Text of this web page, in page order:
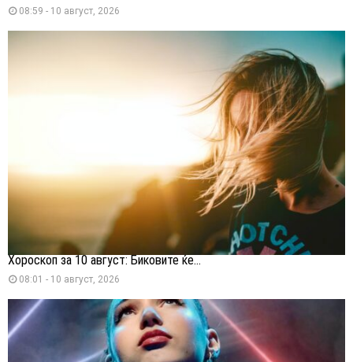
08:59 - 10 август, 2026
Хороскоп за 10 август: Биковите ќе...
08:01 - 10 август, 2026